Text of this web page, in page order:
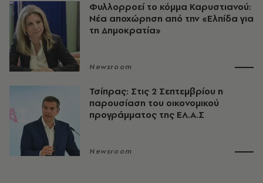
Φυλλορροεί το κόμμα Καρυστιανού:
Νέα αποχώρηση από την «Ελπίδα για
τη Δημοκρατία»
Newsroom
Τσίπρας: Στις 2 Σεπτεμβρίου η
παρουσίαση του οικονομικού
προγράμματος της ΕΛ.Α.Σ
Newsroom